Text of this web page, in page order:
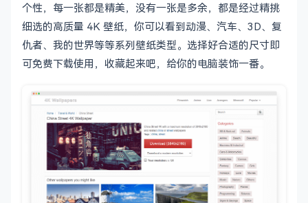
个性，每一张都是精美，没有一张是多余，都是经过精挑
细选的高质量 4K 壁纸，你可以看到动漫、汽车、3D、复
仇者、我的世界等等系列壁纸类型。选择好合适的尺寸即
可免费下载使用，收藏起来吧，给你的电脑装饰一番。